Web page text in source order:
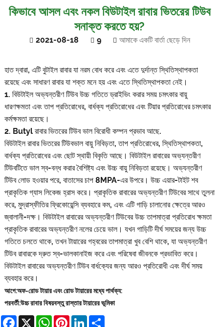
কিভাবে আসল এবং নকল বিউটাইল রাবার ভিতরের টিউব
সনাক্ত করতে হয়?
2021-08-18 9 আমাকে একটি বার্তা ছেড়ে দিন
হাত দ্বারা, এটি বুটাইল রাবার যা নরম বোধ করে এবং এতে দুর্দান্ত স্থিতিস্থাপকতা
রয়েছে এবং সাধারণ রাবার যা শক্ত মনে হয় এবং এতে স্থিতিস্থাপকতা নেই।
1. বিউটাইল অভ্যন্তরীণ টিউব উচ্চ গতিতে ড্রাইভিং করার সময় চমৎকার বায়ু
ধারণক্ষমতা এবং তাপ প্রতিরোধের, বার্ধক্য প্রতিরোধের এবং টিয়ার প্রতিরোধের চমৎকার
কর্মক্ষমতা রয়েছে।
2. Butyl রাবার ভিতরের টিউব ভাল বিরোধী কম্পন প্রভাব আছে.
বিউটাইল রাবার ভিতরের টিউবভাল বায়ু নিবিড়তা, তাপ প্রতিরোধের, স্থিতিস্থাপকতা,
বার্ধক্য প্রতিরোধের এবং ছোট স্থায়ী বিকৃতি আছে। বিউটাইল রাবারের অভ্যন্তরীণ
টিউবটিতে ভাল স্ব-বন্ধ করার বৈশিষ্ট্য এবং উচ্চ বায়ু নিবিড়তা রয়েছে। অভ্যন্তরীণ
টিউব লোড হওয়ার পরে, বাতাসের চাপ 8MPA-এর উপরে। উচ্চ এয়ার-টাইট শব
প্রাকৃতিক গ্যাস লিকেজ হ্রাস করে। প্রাকৃতিক রাবারের অভ্যন্তরীণ টিউবের সাথে তুলনা
করে, মুদ্রাস্ফীতির ফ্রিকোয়েন্সি ব্যবহারে কম, এবং এটি গাড়ি চালানোর ক্ষেত্রে আরও
জ্বালানী-দক্ষ। বিউটাইল রাবারের অভ্যন্তরীণ টিউবের উচ্চ তাপমাত্রা প্রতিরোধ ক্ষমতা
প্রাকৃতিক রাবারের অভ্যন্তরীণ নলের চেয়ে ভাল। যখন গাড়িটি দীর্ঘ সময়ের জন্য উচ্চ
গতিতে চলতে থাকে, তখন টায়ারের গহ্বরের তাপমাত্রা খুব বেশি থাকে, যা অভ্যন্তরীণ
টিউব রাবারকে দ্রুত স্ব-ভালকানাইজ করে এবং পরিষেবা জীবনকে প্রভাবিত করে।
বিউটাইল রাবারের অভ্যন্তরীণ টিউব বার্ধক্যের জন্য আরও প্রতিরোধী এবং দীর্ঘ সময়
ব্যবহার করে।
আগে:অফ-রোড টায়ার এবং রোড টায়ারের মধ্যে পার্থক্য:
পরবর্তী:উচ্চ রাবার বিষয়বস্তু রাস্তার টায়ারের ভূমিকা
Facebook
X WhatsApp
PinterestLinkedIn